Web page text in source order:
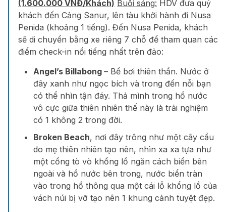
(1.600.000 VNĐ/Khách) Buổi sáng: HDV đưa quý
khách đến Cảng Sanur, lên tàu khởi hành đi Nusa
Penida (khoảng 1 tiếng). Đến Nusa Penida, khách
sẽ di chuyển bằng xe riêng 7 chỗ để tham quan các
điểm check-in nổi tiếng nhất trên đảo:
Angel’s Billabong – Bể bơi thiên thần. Nước ở
đây xanh như ngọc bích và trong đến nỗi bạn
có thể nhìn tận đáy. Thả mình trong hồ nước
vô cực giữa thiên nhiên thế này là trải nghiệm
có 1 không 2 trong đời.
Broken Beach, nơi đây trông như một cây cầu
do mẹ thiên nhiên tạo nên, nhìn xa xa tựa như
một cổng tò vò khổng lồ ngăn cách biển bên
ngoài và hồ nước bên trong, nước biển tràn
vào trong hồ thông qua một cái lỗ khổng lồ của
vách núi bị vỡ tạo nên 1 khung cảnh tuyệt đẹp.